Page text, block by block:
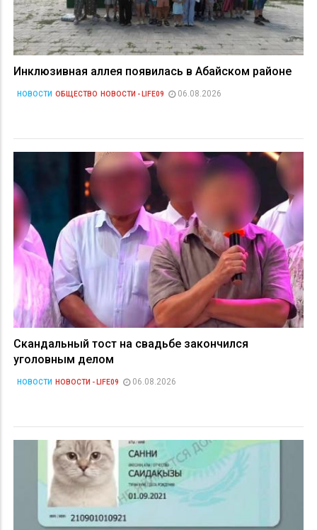
Инклюзивная аллея появилась в Абайском районе
НОВОСТИ ОБЩЕСТВО НОВОСТИ - LIFE09 06.08.2026
Скандальный тост на свадьбе закончился
уголовным делом
НОВОСТИ НОВОСТИ - LIFE09 06.08.2026